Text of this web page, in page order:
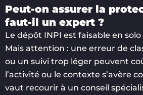
Peut-on assurer la
faut-il un expert ?
Le dépôt INPI est faisable en solo
Mais attention : une erreur de
ou un suivi trop léger peuvent
l’activité ou le contexte s’avère
vaut recourir à un conseil